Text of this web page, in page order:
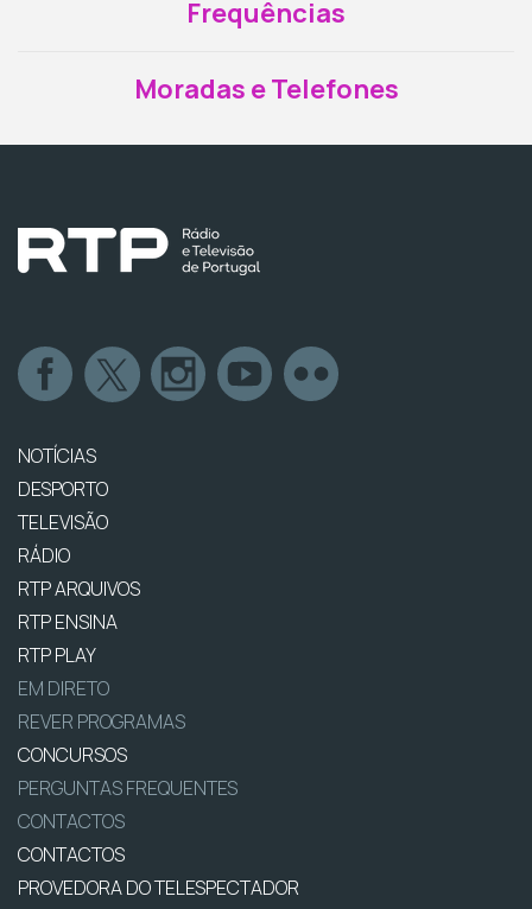
Frequências
Moradas e Telefones
NOTÍCIAS
DESPORTO
TELEVISÃO
RÁDIO
RTP ARQUIVOS
RTP ENSINA
RTP PLAY
EM DIRETO
REVER PROGRAMAS
CONCURSOS
PERGUNTAS FREQUENTES
CONTACTOS
CONTACTOS
PROVEDORA DO TELESPECTADOR